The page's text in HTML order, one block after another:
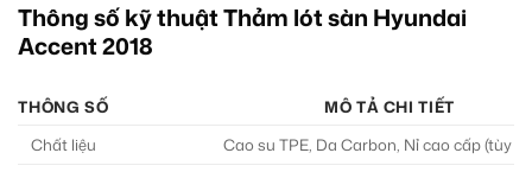
Thông số kỹ thuật Thảm lót sàn Hyundai
Accent 2018
THÔNG SỐ
MÔ TẢ CHI TIẾT
Chất liệu
Cao su TPE, Da Carbon, Nỉ cao cấp (tùy